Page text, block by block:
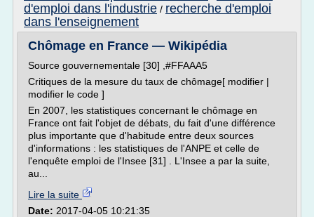
d'emploi dans l'industrie / recherche d'emploi
dans l'enseignement
Chômage en France — Wikipédia
Source gouvernementale [30] ,#FFAAA5
Critiques de la mesure du taux de chômage[ modifier |
modifier le code ]
En 2007, les statistiques concernant le chômage en
France ont fait l'objet de débats, du fait d'une différence
plus importante que d'habitude entre deux sources
d'informations : les statistiques de l'ANPE et celle de
l'enquête emploi de l'Insee [31] . L'Insee a par la suite,
au...
Lire la suite
Date: 2017-04-05 10:21:35